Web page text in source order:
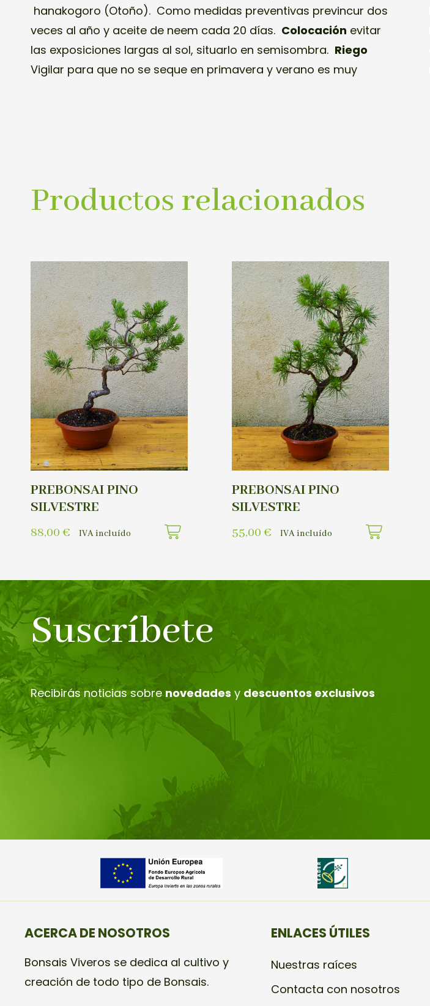
hanakogoro (Otoño). Como medidas preventivas previncur dos
veces al año y aceite de neem cada 20 días. Colocación evitar
las exposiciones largas al sol, situarlo en semisombra. Riego
Vigilar para que no se seque en primavera y verano es muy
Productos relacionados
PREBONSAI PINO
SILVESTRE
88,00 € IVA incluído
PREBONSAI PINO
SILVESTRE
55,00 € IVA incluído
Suscríbete
Recibirás noticias sobre novedades y descuentos exclusivos
ACERCA DE NOSOTROS
Bonsais Viveros se dedica al cultivo y
creación de todo tipo de Bonsais.
ENLACES ÚTILES
Nuestras raíces
Contacta con nosotros